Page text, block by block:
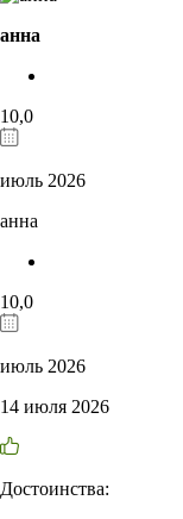
анна
10,0
июль 2026
анна
10,0
июль 2026
14 июля 2026
Достоинства: